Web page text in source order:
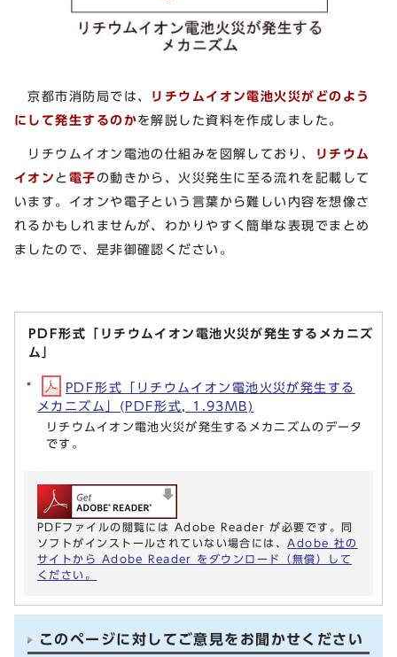
京都市消防局では、
リチウムイオン電池火災がどのよう
にして発生するのかを解説した資料を作成しました。
リチウムイオン電池の仕組みを図解しており、
リチウム
イオン と 電子 の動きから、火災発生に至る流れを記載して
います。イオンや電子という言葉から難しい内容を想像さ
れるかもしれませんが、わかりやすく簡単な表現でまとめ
ましたので、是非御確認ください。
PDF形式「リチウムイオン電池火災が発生するメカニズ
ム」
PDF形式「リチウムイオン電池火災が発生する
メカニズム」(PDF形式, 1.93MB)
リチウムイオン電池火災が発生するメカニズムのデータ
です。
PDFファイルの閲覧には Adobe Reader が必要です。同
ソフトがインストールされていない場合には、Adobe 社の
サイトから Adobe Reader をダウンロード（無償）して
ください。
このページに対してご意見をお聞かせください